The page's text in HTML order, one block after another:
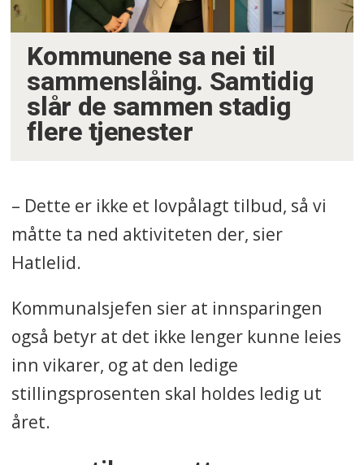
Kommunene sa nei til
sammenslåing. Samtidig
slår de sammen stadig
flere tjenester
– Dette er ikke et lovpålagt tilbud, så vi
måtte ta ned aktiviteten der, sier
Hatlelid.
Kommunalsjefen sier at innsparingen
også betyr at det ikke lenger kunne leies
inn vikarer, og at den ledige
stillingsprosenten skal holdes ledig ut
året.